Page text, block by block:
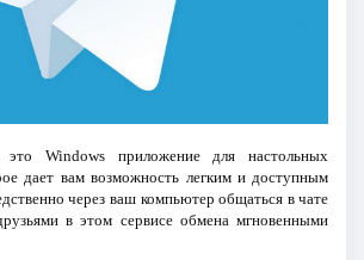
Windows приложение для настольных
дает вам возможность легким и доступным
через ваш компьютер общаться в чате
в этом сервисе обмена мгновенными